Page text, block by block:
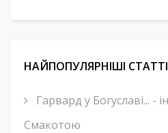
НАЙПОПУЛЯРНІШІ СТАТТІ
Гарвард у Богуславі... -
Смакотою